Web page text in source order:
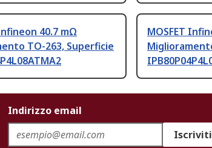
40.7 mΩ
TO-263, Superficie
MOSFET
Indirizzo email
Iscriviti